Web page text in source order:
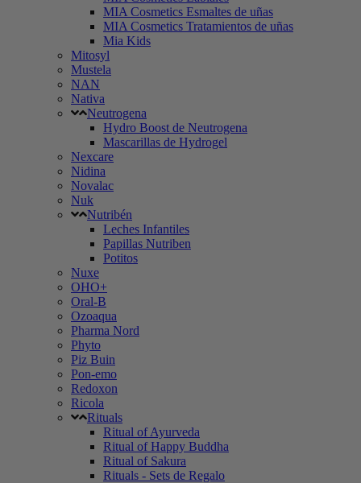
MIA Cosmetics Esmaltes de uñas
MIA Cosmetics Tratamientos de uñas
Mia Kids
Mitosyl
Mustela
NAN
Nativa
Neutrogena
Hydro Boost de Neutrogena
Mascarillas de Hydrogel
Nexcare
Nidina
Novalac
Nuk
Nutribén
Leches Infantiles
Papillas Nutriben
Potitos
Nuxe
OHO+
Oral-B
Ozoaqua
Pharma Nord
Phyto
Piz Buin
Pon-emo
Redoxon
Ricola
Rituals
Ritual of Ayurveda
Ritual of Happy Buddha
Ritual of Sakura
Rituals - Sets de Regalo